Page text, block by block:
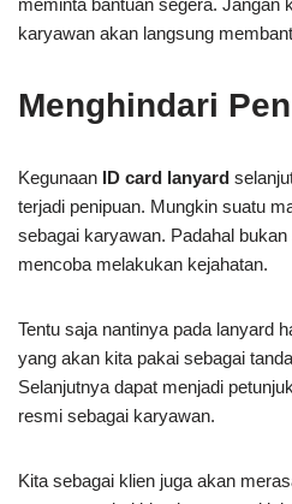
karyawan akan langsung
Menghindari
Kegunaan ID card lanyard
terjadi penipuan. Mungkin suatu
sebagai karyawan. Padahal
mencoba melakukan kejahatan.
Tentu saja nantinya pada lanyard
yang akan kita pakai sebagai
Selanjutnya dapat menjadi
resmi sebagai karyawan.
Kita sebagai klien juga akan